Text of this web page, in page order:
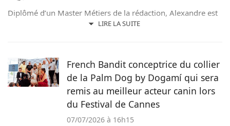
LIRE LA SUITE
Diplômé d’un Master Métiers de la rédaction, Alexandre est
un amoureux des chiens depuis son plus jeune âge. Après
vous émouvoir et vous informer sur nos compagnons
préférés.
French Bandit conceptrice du collier
de la Palm Dog by Dogamí qui sera
remis au meilleur acteur canin lors
du Festival de Cannes
07/07/2026 à 16h15